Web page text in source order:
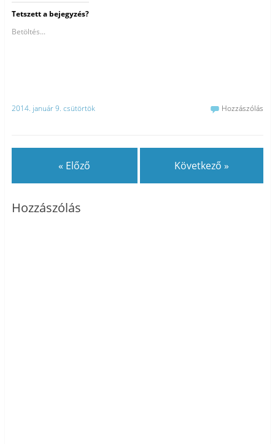
Tetszett a bejegyzés?
Betöltés...
2014. január 9. csütörtök Hozzászólás
« Előző Következő »
Hozzászólás